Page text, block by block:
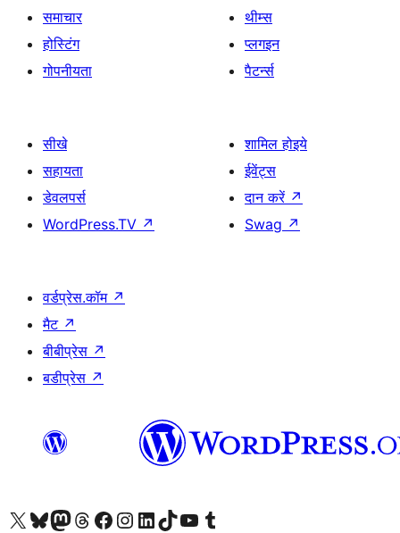
समाचार
होस्टिंग
गोपनीयता
थीम्स
प्लगइन
पैटर्न्स
सीखे
सहायता
डेवलपर्स
WordPress.TV ↗
शामिल होइये
ईवेंट्स
दान करें ↗
Swag ↗
वर्डप्रेस.कॉम ↗
मैट ↗
बीबीप्रेस ↗
बडीप्रेस ↗
Visit our X (formerly Twitter) account
हमारे बलुस्की खाते पर जाएँVisit our Mastodon account
हमारे थ्रेड्स अकाउंट पर जाएंहमारे फेसबुक पेज पर जाएँहमारे इंस्टाग्राम अकाउंट पर जाएंहमारे लिंक्डइन खाते पर जाएँहमारे टिकटॉक खाते पर जाएँहमारे यूट्यूब चैनल पर जाएंहमारे Tumblr खाते पर जाएँ